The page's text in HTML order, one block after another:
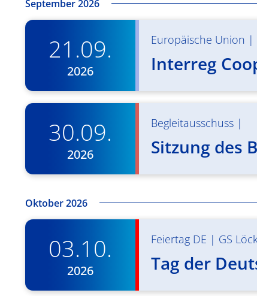
September 2026
21.09.
2026
Europäische Union |
Interreg
30.09.
2026
Begleitausschuss |
Sitzung des
Oktober 2026
03.10.
2026
Feiertag DE | GS
Tag der